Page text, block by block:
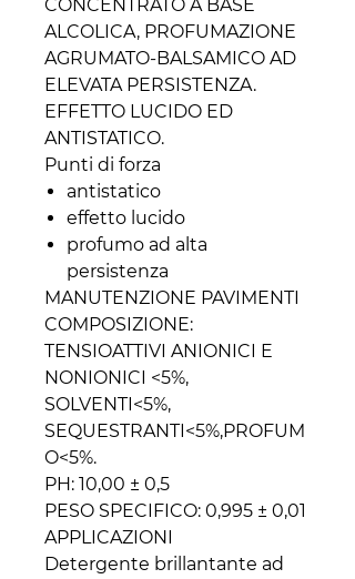
CONCENTRATO A BASE
ALCOLICA, PROFUMAZIONE
AGRUMATO-BALSAMICO AD
ELEVATA PERSISTENZA.
EFFETTO LUCIDO ED
ANTISTATICO.
Punti di forza
antistatico
effetto lucido
profumo ad alta
persistenza
MANUTENZIONE PAVIMENTI
COMPOSIZIONE:
TENSIOATTIVI ANIONICI E
NONIONICI <5%,
SOLVENTI<5%,
SEQUESTRANTI<5%,PROFUM
O<5%.
PH: 10,00 ± 0,5
PESO SPECIFICO: 0,995 ± 0,01
APPLICAZIONI
Detergente brillantante ad